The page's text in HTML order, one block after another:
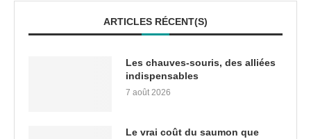
ARTICLES RÉCENT(S)
Les chauves-souris, des alliées
indispensables
7 août 2026
Le vrai coût du saumon que